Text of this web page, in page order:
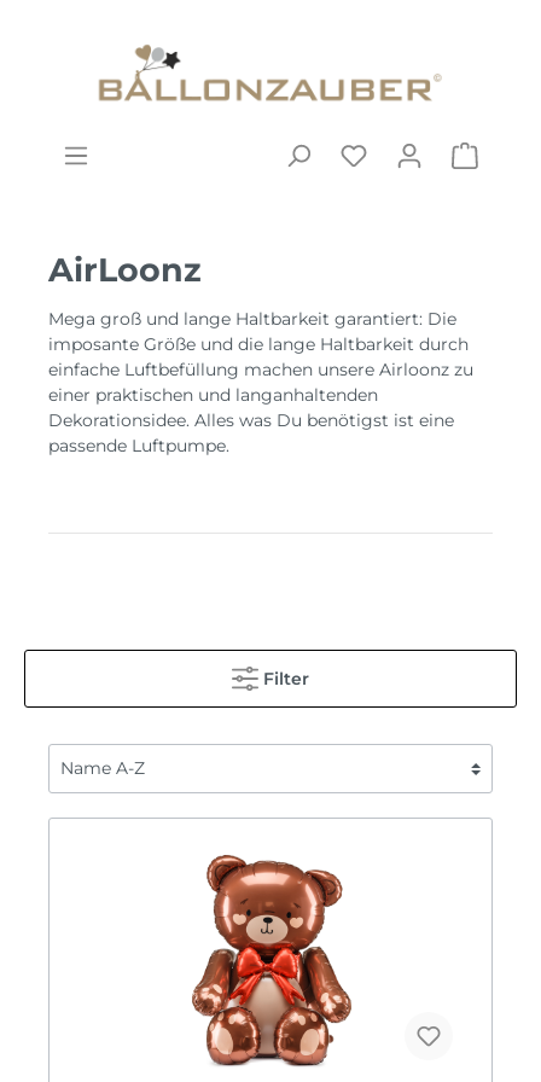
AirLoonz
Mega groß und lange Haltbarkeit garantiert: Die
imposante Größe und die lange Haltbarkeit durch
einfache Luftbefüllung machen unsere Airloonz zu
einer praktischen und langanhaltenden
Dekorationsidee. Alles was Du benötigst ist eine
passende Luftpumpe.
Filter